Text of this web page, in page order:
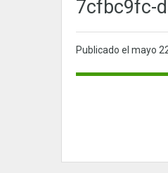
7cfbc9fc-
Publicado el mayo